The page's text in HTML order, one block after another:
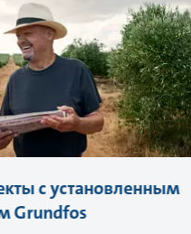
с установленным
Grundfos